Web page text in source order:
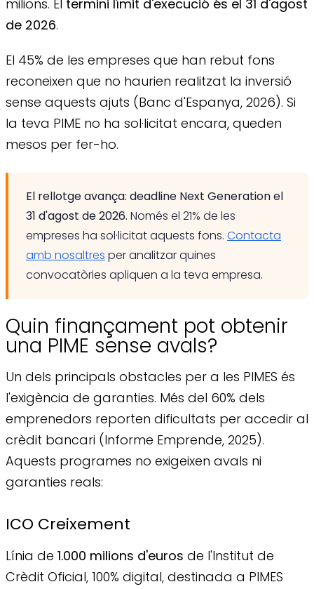
milions. El termini límit d'execució és el 31 d'agost
de 2026.
El 45% de les empreses que han rebut fons
reconeixen que no haurien realitzat la inversió
sense aquests ajuts (Banc d'Espanya, 2026). Si
la teva PIME no ha sol·licitat encara, queden
mesos per fer-ho.
El rellotge avança: deadline Next Generation el
31 d'agost de 2026. Només el 21% de les
empreses ha sol·licitat aquests fons. Contacta
amb nosaltres per analitzar quines
convocatòries apliquen a la teva empresa.
Quin finançament pot obtenir
una PIME sense avals?
Un dels principals obstacles per a les PIMES és
l'exigència de garanties. Més del 60% dels
emprenedors reporten dificultats per accedir al
crèdit bancari (Informe Emprende, 2025).
Aquests programes no exigeixen avals ni
garanties reals:
ICO Creixement
Línia de 1.000 milions d'euros de l'Institut de
Crèdit Oficial, 100% digital, destinada a PIMES